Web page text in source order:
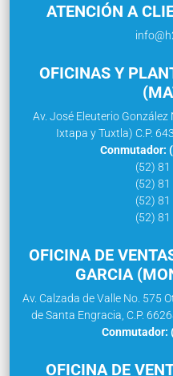
ATENCIÓN A
OFICINAS Y
Av. José Eleuterio
Ixtapa y Tuxtla) C.P.
Conmutador:
(52)
(52)
(52)
(52)
OFICINA DE
GARCIA
Av. Calzada de Valle No. 575
de Santa Engracia, C.P.
Conmutador:
OFICINA DE